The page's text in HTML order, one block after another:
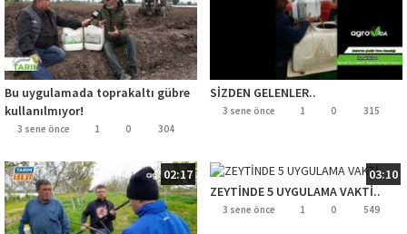
Bu uygulamada toprakaltı gübre
kullanılmıyor!
3 sene önce 1 0 304
SİZDEN GELENLER..
3 sene önce 1 0 315
02:17
03:10
ZEYTİNDE 5 UYGULAMA VAKTİ..
3 sene önce 1 0 549